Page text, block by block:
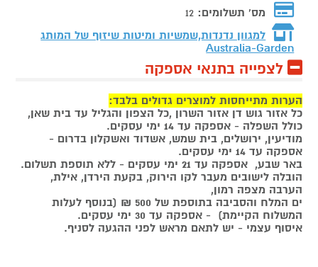
מס' תשלומים: 12
למגוון נדנדות,שמשיות ומיטות שיזוף של המותג
Australia-Garden
לצפייה בתנאי אספקה
הערות מתייחסות למוצרים גדולים בלבד:
כל אזור גוש דן אזור השרון ,כל הצפון והגליל עד בית שאן,
כולל השפלה - אספקה עד 14 ימי עסקים.
מודיעין, ירושלים, בית שמש, אשדוד ואשקלון בדרום -
אספקה עד 14 ימי עסקים.
באר שבע, אספקה עד 21 ימי עסקים - ללא תוספת תשלום.
הובלה לישובים מעבר לקו הירוק, בקעת הירדן, אילת,
הערבה מצפה רמון,
ים המלח והסביבה בתוספת של 500 ₪ (בנוסף לעלות
המשלוח הקיימת) - אספקה עד 30 ימי עסקים.
איסוף עצמי - יש לתאם מראש לפני ההגעה לסניף.